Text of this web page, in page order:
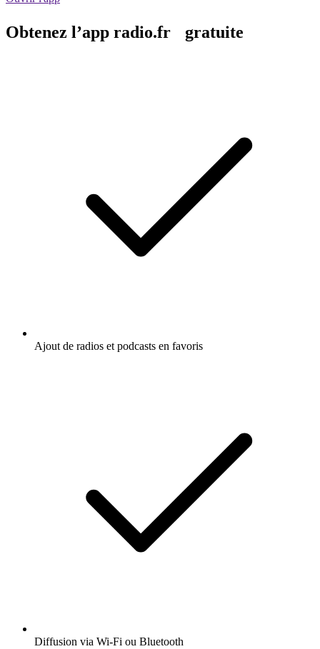
Obtenez l’app radio.fr gratuite
Ajout de radios et podcasts en favoris
Diffusion via Wi-Fi ou Bluetooth